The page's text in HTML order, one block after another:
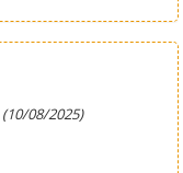
(10/08/2025)